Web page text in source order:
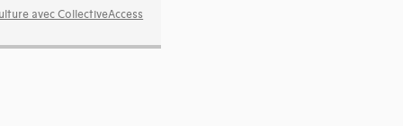
avec CollectiveAccess